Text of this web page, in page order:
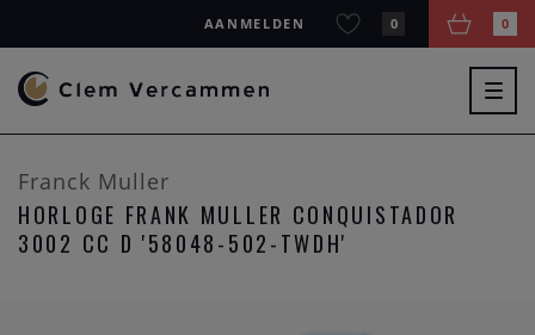
AANMELDEN 0 0
Franck Muller
HORLOGE FRANK MULLER CONQUISTADOR
3002 CC D '58048-502-TWDH'